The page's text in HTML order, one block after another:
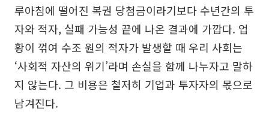
루아침에 떨어진 복권 당첨금이라기보다 수년간의 투
자와 적자, 실패 가능성 끝에 나온 결과에 가깝다. 업
황이 꺾여 수조 원의 적자가 발생할 때 우리 사회는
‘사회적 자산의 위기’라며 손실을 함께 나누자고 말하
지 않는다. 그 비용은 철저히 기업과 투자자의 몫으로
남겨진다.